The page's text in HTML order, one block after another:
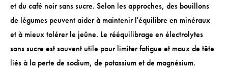
et du café noir sans sucre. Selon les approches, des bouillons
de légumes peuvent aider à maintenir l'équilibre en minéraux
et à mieux tolérer le jeûne. Le rééquilibrage en électrolytes
sans sucre est souvent utile pour limiter fatigue et maux de tête
liés à la perte de sodium, de potassium et de magnésium.